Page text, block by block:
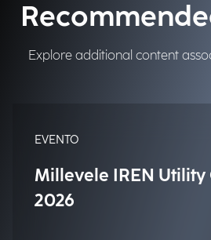
Explore additional content
EVENTO
Millevele IREN Utility
2026